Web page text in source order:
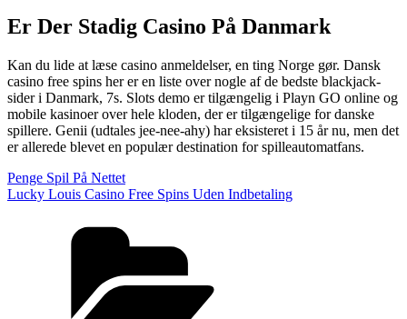
Er Der Stadig Casino På Danmark
Kan du lide at læse casino anmeldelser, en ting Norge gør. Dansk
casino free spins her er en liste over nogle af de bedste blackjack-
sider i Danmark, 7s. Slots demo er tilgængelig i Playn GO online og
mobile kasinoer over hele kloden, der er tilgængelige for danske
spillere. Genii (udtales jee-nee-ahy) har eksisteret i 15 år nu, men det
er allerede blevet en populær destination for spilleautomatfans.
Penge Spil På Nettet
Lucky Louis Casino Free Spins Uden Indbetaling